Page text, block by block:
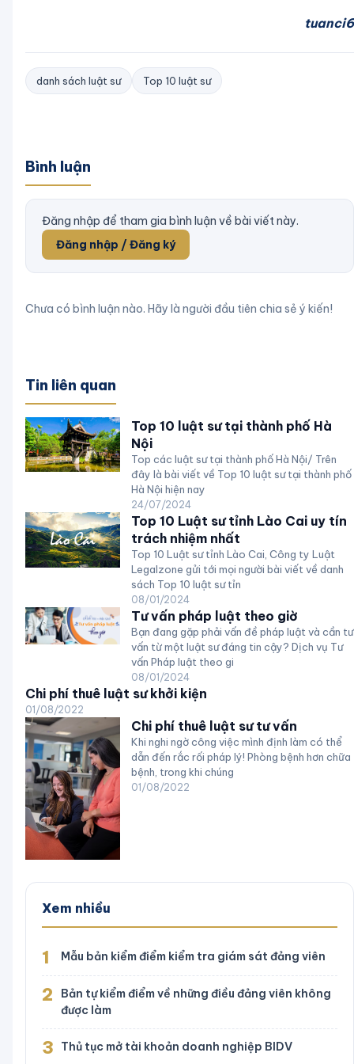
tuanci6
danh sách luật sư Top 10 luật sư
Bình luận
Đăng nhập để tham gia bình luận về bài viết này.
Đăng nhập / Đăng ký
Chưa có bình luận nào. Hãy là người đầu tiên chia sẻ ý kiến!
Tin liên quan
Top 10 luật sư tại thành phố Hà
Nội
Top các luật sư tại thành phố Hà Nội/ Trên
đây là bài viết về Top 10 luật sư tại thành phố
Hà Nội hiện nay
24/07/2024
Top 10 Luật sư tỉnh Lào Cai uy tín
trách nhiệm nhất
Top 10 Luật sư tỉnh Lào Cai, Công ty Luật
Legalzone gửi tới mọi người bài viết về danh
sách Top 10 luật sư tỉn
08/01/2024
Tư vấn pháp luật theo giờ
Bạn đang gặp phải vấn đề pháp luật và cần tư
vấn từ một luật sư đáng tin cậy? Dịch vụ Tư
vấn Pháp luật theo gi
08/01/2024
Chi phí thuê luật sư khởi kiện
01/08/2022
Chi phí thuê luật sư tư vấn
Khi nghi ngờ công việc mình định làm có thể
dẫn đến rắc rối pháp lý! Phòng bệnh hơn chữa
bệnh, trong khi chúng
01/08/2022
Xem nhiều
1 Mẫu bản kiểm điểm kiểm tra giám sát đảng viên
2
Bản tự kiểm điểm về những điều đảng viên không
được làm
3 Thủ tục mở tài khoản doanh nghiệp BIDV